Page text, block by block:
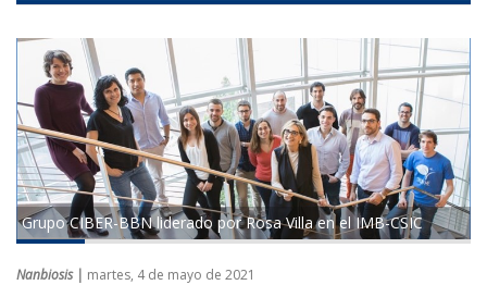
Grupo CIBER-BBN liderado por Rosa Villa en el IMB-CSIC
Nanbiosis | martes, 4 de mayo de 2021